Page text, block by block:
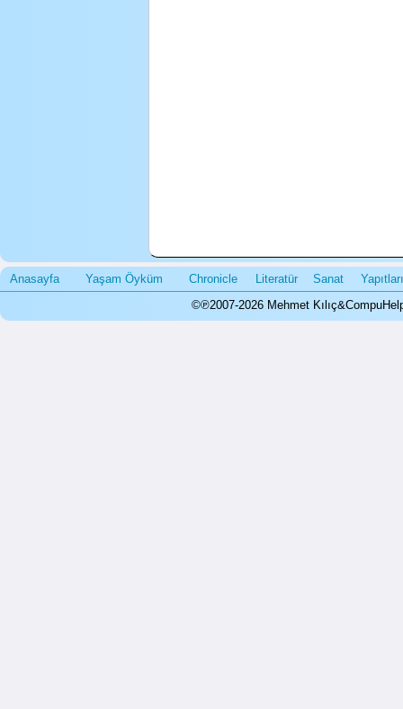
Anasayfa Yaşam Öyküm Chronicle Literatür Sanat
©℗2007-2026 Mehmet